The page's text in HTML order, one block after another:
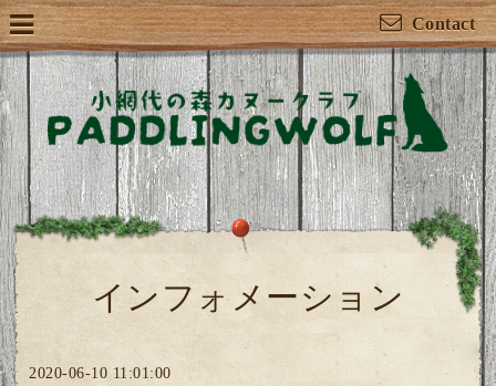
Contact
インフォメーション
2020-06-10 11:01:00